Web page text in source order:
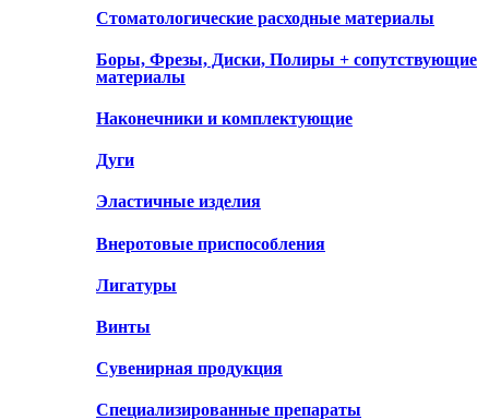
Стоматологические расходные материалы
Боры, Фрезы, Диски, Полиры + сопутствующие
материалы
Наконечники и комплектующие
Дуги
Эластичные изделия
Внеротовые приспособления
Лигатуры
Винты
Сувенирная продукция
Специализированные препараты